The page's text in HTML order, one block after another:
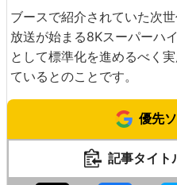
ブースで紹介されていた次
放送が始まる8Kスーパーハ
として標準化を進めるべく
ているとのことです。
優先
記事タイト